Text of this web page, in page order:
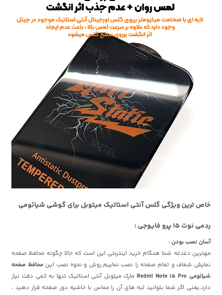
خاص ترین ویژگی گلس آنتی استاتیک میتوبل برای گوشی شیائومی
ردمی نوت 15 پرو فایوجی :
آسان نصب بودن :
مهترین دغدغه شما هنگام خرید اینترنتی این است که حالا چگونه محافظ صفحه
نمایش شفاف و تمام صفحه را نصب نماییم.روش و نحوه نصب اینمحافظ صفحه
شیائومی Redmi Note 15 Pro
مارک میتوبل آنتی استاتیک تنها به کمی دقت نیاز
دارد.یعنی اگر شما بتوانید لبه های آن را مماس با حاشیه دور صفحه قرار دهید ،